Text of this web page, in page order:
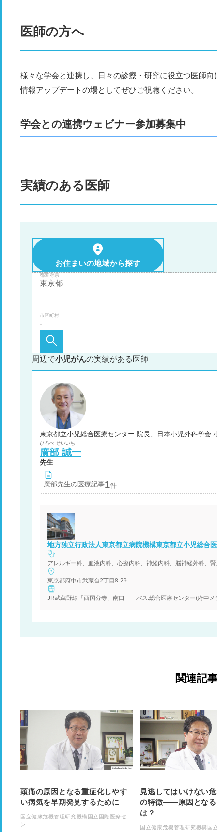
医師の方へ
様々な学会と連携し、日々の診療・研究に役立つ医師
情報アップデートの場としてぜひご視聴ください。
学会との連携ウェビナー参加募集中
実績のある医師
お住まいの地域から探す
都道府県
市区町村
周辺で小児がんの実績がある医師
東京都立小児総合医療センター 院長、日本小児外科学会
ひろべ せいいち
廣部 誠一
先生
廣部先生の医療記事1件
地方独立行政法人東京都立病院機構東京都立小児総合
アレルギー科、血液内科、心療内科、神経内科、脳神経外科、
東京都府中市武蔵台2丁目8-29
JR武蔵野線「西国分寺」南口 バス:総合医療センター(府中メ
関連記
頭痛の原因となる重症化しやす
い病気を早期発見するために
国立健康危機管理研究機構国立国際医療セ
ン...
見逃してはいけない
の特徴——原因となる
は？
国立健康危機管理研究機構国